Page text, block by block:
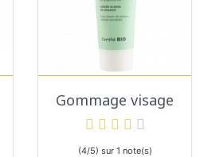
Gommage visage
(4/5) sur 1 note(s)